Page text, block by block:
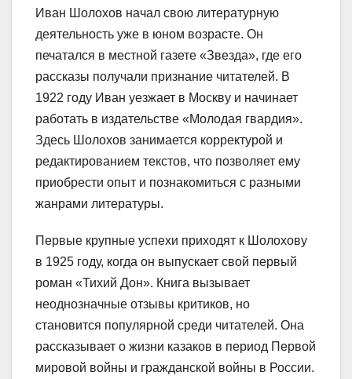
Иван Шолохов начал свою литературную
деятельность уже в юном возрасте. Он
печатался в местной газете «Звезда», где его
рассказы получали признание читателей. В
1922 году Иван уезжает в Москву и начинает
работать в издательстве «Молодая гвардия».
Здесь Шолохов занимается корректурой и
редактированием текстов, что позволяет ему
приобрести опыт и познакомиться с разными
жанрами литературы.
Первые крупные успехи приходят к Шолохову
в 1925 году, когда он выпускает свой первый
роман «Тихий Дон». Книга вызывает
неоднозначные отзывы критиков, но
становится популярной среди читателей. Она
рассказывает о жизни казаков в период Первой
мировой войны и гражданской войны в России.